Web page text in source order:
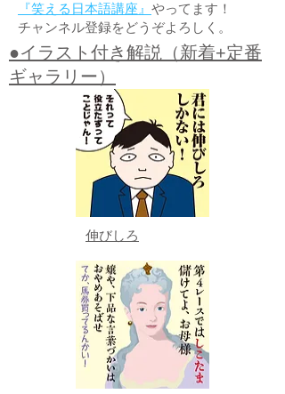
『笑える日本語講座』 やってます！
チャンネル登録をどうぞよろしく。
●イラスト付き解説（新着+定番
ギャラリー）
伸びしろ